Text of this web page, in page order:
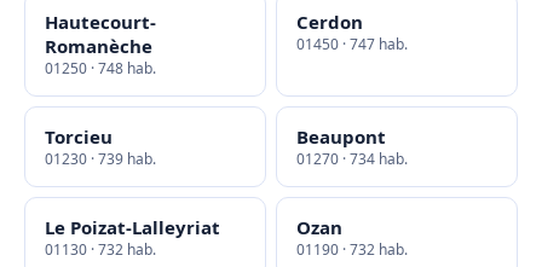
Hautecourt-
Romanèche
01250 · 748 hab.
Cerdon
01450 · 747 hab.
Torcieu
01230 · 739 hab.
Beaupont
01270 · 734 hab.
Le Poizat-Lalleyriat
01130 · 732 hab.
Ozan
01190 · 732 hab.